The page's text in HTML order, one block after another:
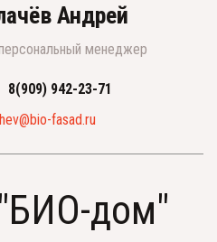
Андрей
менеджер
8(909) 942-23-71
fasad.ru
дом"